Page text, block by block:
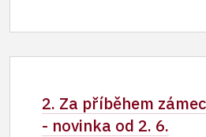
2. Za příběhem
- novinka od 2. 6.